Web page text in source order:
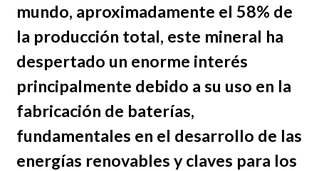
mundo, aproximadamente el 58% de
la producción total, este mineral ha
despertado un enorme interés
principalmente debido a su uso en la
fabricación de baterías,
fundamentales en el desarrollo de las
energías renovables y claves para los